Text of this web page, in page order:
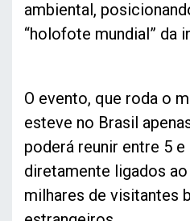
ambiental,
“holofote mundial” da
O evento, que roda o
esteve no Brasil
poderá reunir entre 5
diretamente ligados
milhares de visitantes